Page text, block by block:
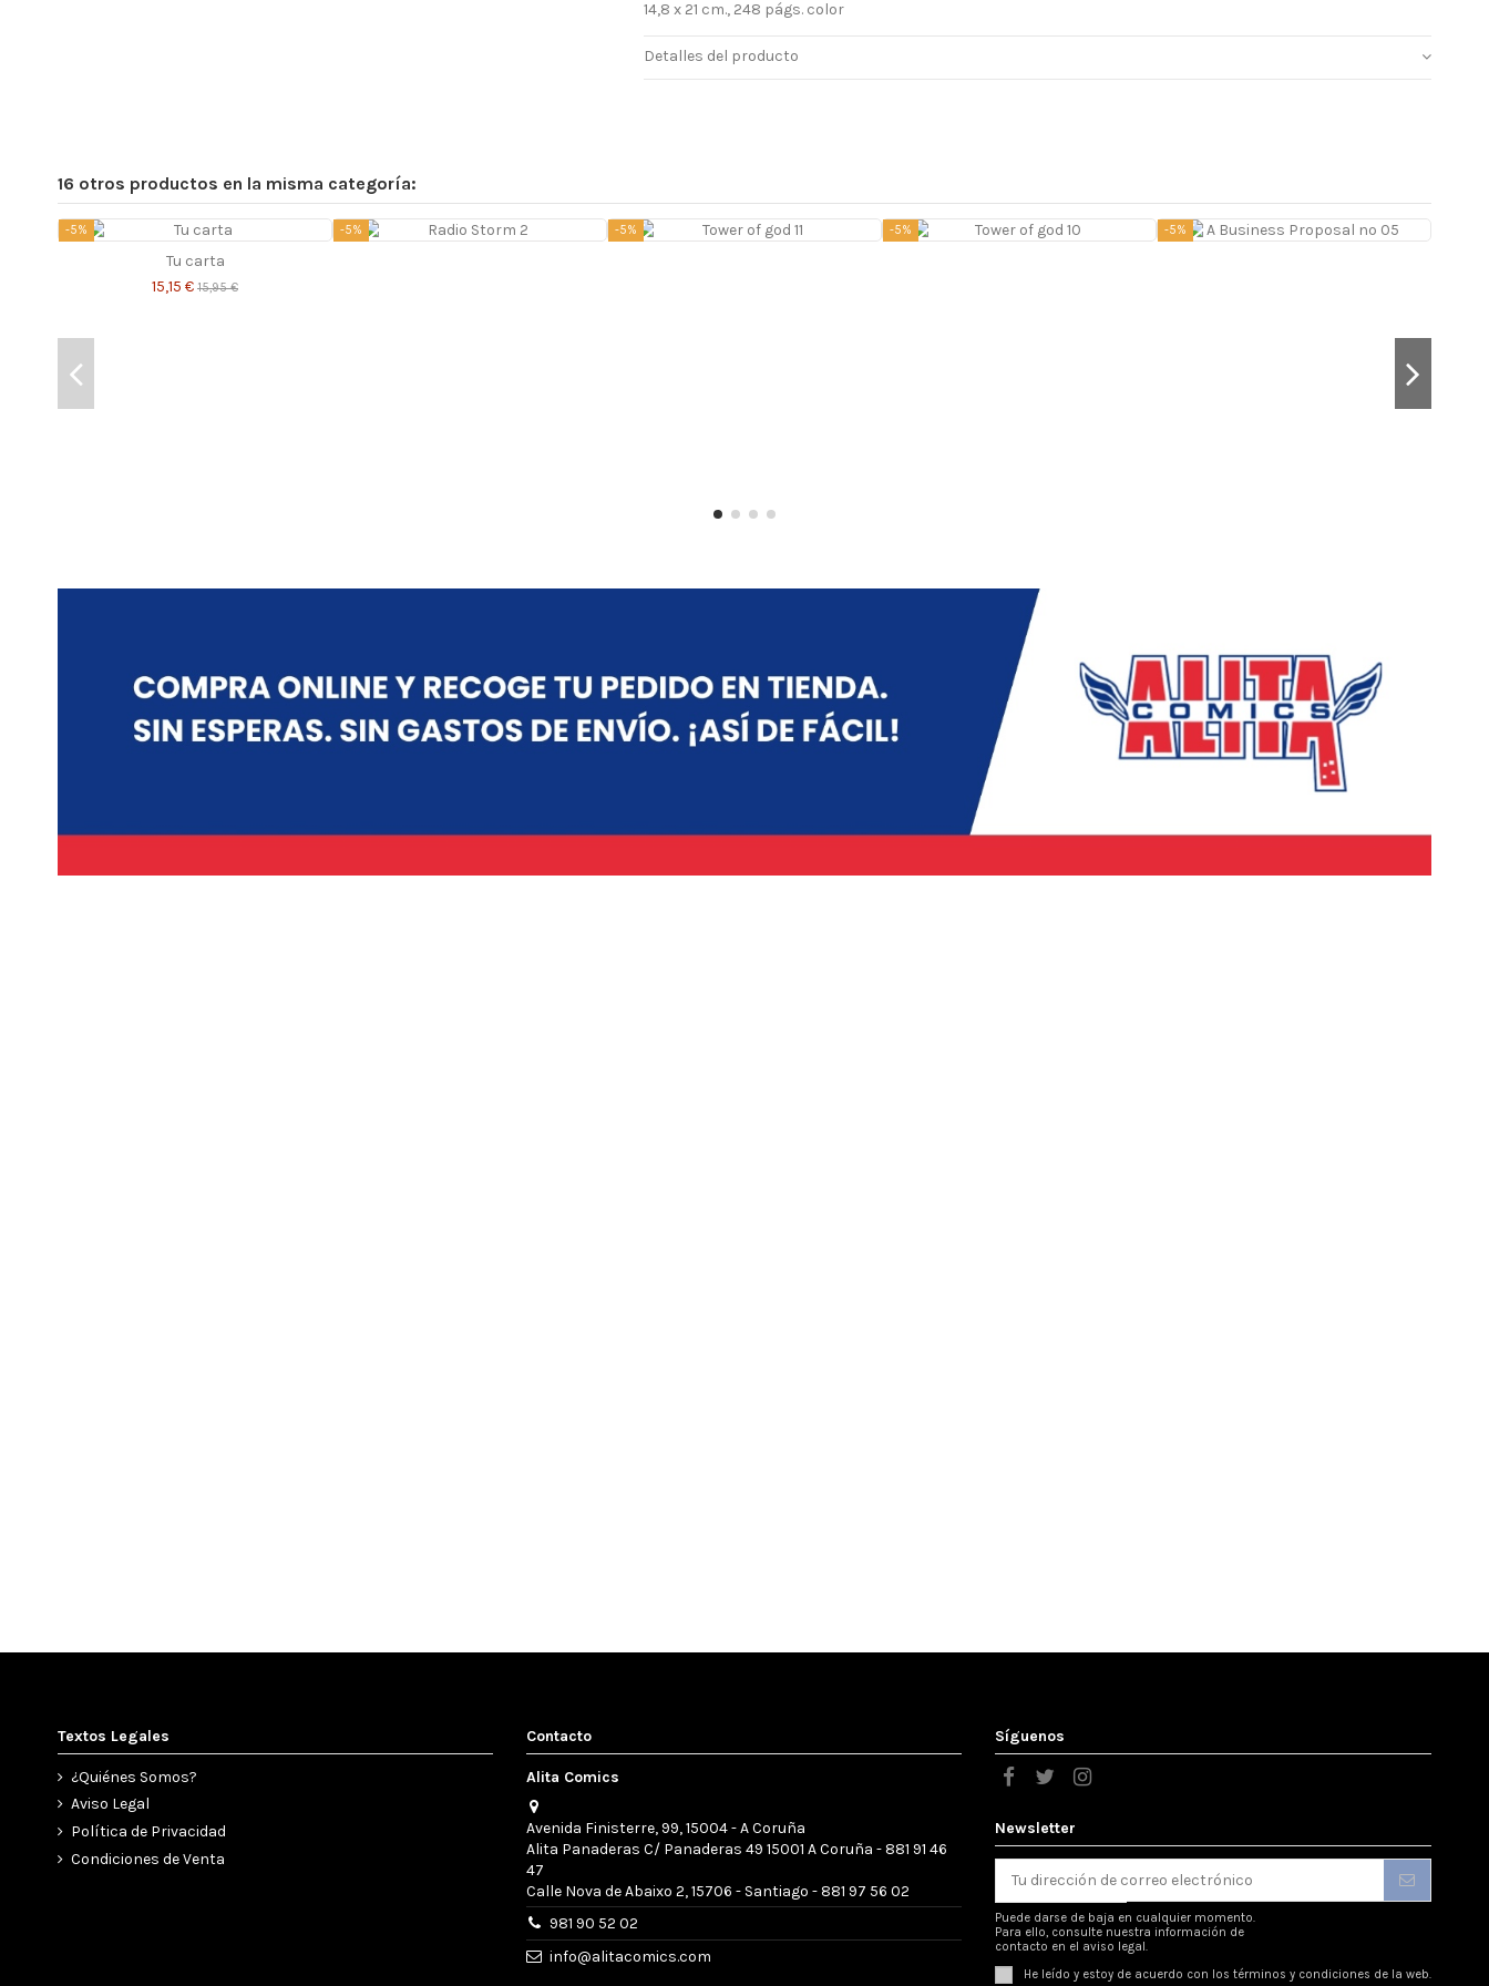
14,8 x 21 cm., 248 págs. color
Detalles del producto
16 otros productos en la misma categoría:
-5%
Tu carta
15,15 € 15,95 €
-5% -5% -5% -5%
Textos Legales
¿Quiénes Somos?
Aviso Legal
Política de Privacidad
Condiciones de Venta
Contacto
Alita Comics
Avenida Finisterre, 99, 15004 - A Coruña
Alita Panaderas C/ Panaderas 49 15001 A Coruña - 881 91 46
47
Calle Nova de Abaixo 2, 15706 - Santiago - 881 97 56 02
981 90 52 02
info@alitacomics.com
Síguenos
Newsletter
Puede darse de baja en cualquier momento.
Para ello, consulte nuestra información de
contacto en el aviso legal.
He leído y estoy de acuerdo con los términos y condiciones de la web.